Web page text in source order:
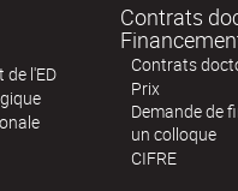
l'ED
Contrats
Contrats
Prix
Demande de
un colloque
CIFRE